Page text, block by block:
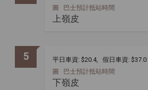
圖
巴士預計抵站時間
上嶺皮
5 平日車資: $20.4, 假日車資: $37.0
圖
巴士預計抵站時間
下嶺皮